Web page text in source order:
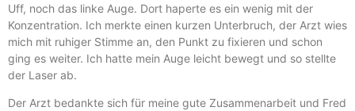
Uff, noch das linke Auge. Dort haperte es ein wenig mit der
Konzentration. Ich merkte einen kurzen Unterbruch, der Arzt wies
mich mit ruhiger Stimme an, den Punkt zu fixieren und schon
ging es weiter. Ich hatte mein Auge leicht bewegt und so stellte
der Laser ab.
Der Arzt bedankte sich für meine gute Zusammenarbeit und Fred